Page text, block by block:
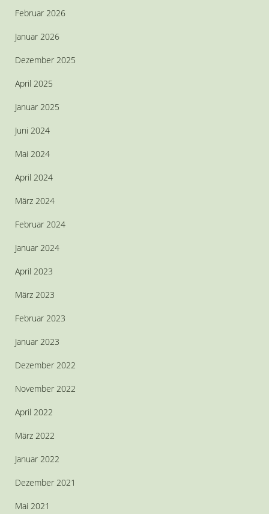
Februar 2026
Januar 2026
Dezember 2025
April 2025
Januar 2025
Juni 2024
Mai 2024
April 2024
März 2024
Februar 2024
Januar 2024
April 2023
März 2023
Februar 2023
Januar 2023
Dezember 2022
November 2022
April 2022
März 2022
Januar 2022
Dezember 2021
Mai 2021